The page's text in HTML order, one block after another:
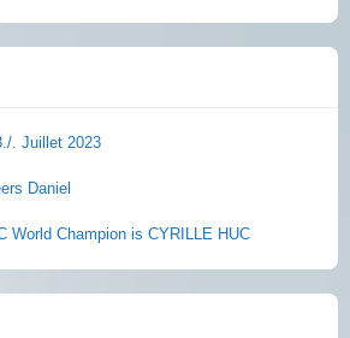
. Juillet 2023
Daniel
World Champion is CYRILLE HUC